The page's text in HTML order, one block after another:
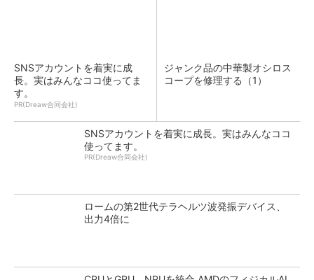
SNSアカウントを着実に成
長。実はみんなココ使ってま
す。
PR(Dreaw合同会社)
ジャンク品の中華製オシロス
コープを修理する（1）
SNSアカウントを着実に成長。実はみんなココ
使ってます。
PR(Dreaw合同会社)
ロームの第2世代テラヘルツ波発振デバイス、
出力4倍に